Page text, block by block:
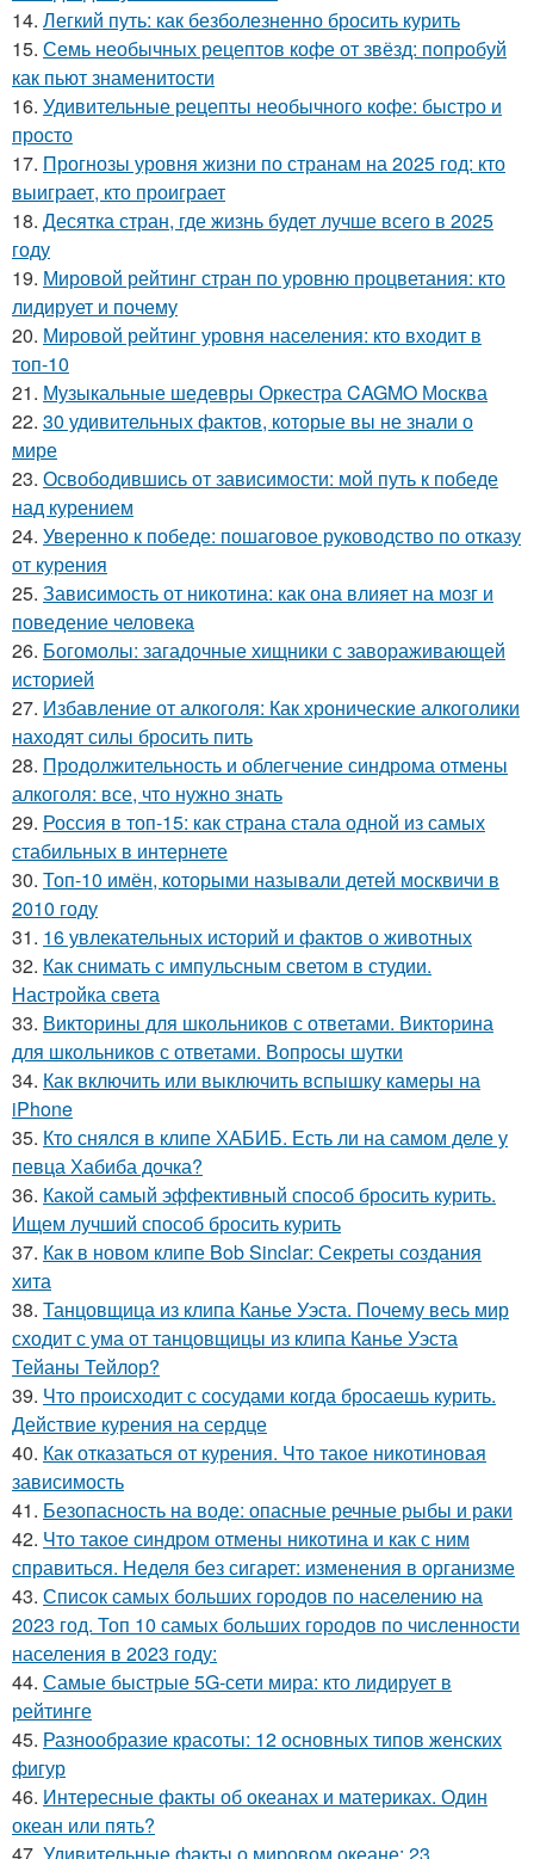
14. Легкий путь: как безболезненно бросить курить
15. Семь необычных рецептов кофе от звёзд: попробуй
как пьют знаменитости
16. Удивительные рецепты необычного кофе: быстро и
просто
17. Прогнозы уровня жизни по странам на 2025 год: кто
выиграет, кто проиграет
18. Десятка стран, где жизнь будет лучше всего в 2025
году
19. Мировой рейтинг стран по уровню процветания: кто
лидирует и почему
20. Мировой рейтинг уровня населения: кто входит в
топ-10
21. Музыкальные шедевры Оркестра CAGMO Москва
22. 30 удивительных фактов, которые вы не знали о
мире
23. Освободившись от зависимости: мой путь к победе
над курением
24. Уверенно к победе: пошаговое руководство по отказу
от курения
25. Зависимость от никотина: как она влияет на мозг и
поведение человека
26. Богомолы: загадочные хищники с завораживающей
историей
27. Избавление от алкоголя: Как хронические алкоголики
находят силы бросить пить
28. Продолжительность и облегчение синдрома отмены
алкоголя: все, что нужно знать
29. Россия в топ-15: как страна стала одной из самых
стабильных в интернете
30. Топ-10 имён, которыми называли детей москвичи в
2010 году
31. 16 увлекательных историй и фактов о животных
32. Как снимать с импульсным светом в студии.
Настройка света
33. Викторины для школьников с ответами. Викторина
для школьников с ответами. Вопросы шутки
34. Как включить или выключить вспышку камеры на
iPhone
35. Кто снялся в клипе ХАБИБ. Есть ли на самом деле у
певца Хабиба дочка?
36. Какой самый эффективный способ бросить курить.
Ищем лучший способ бросить курить
37. Как в новом клипе Bob Sinclar: Секреты создания
хита
38. Танцовщица из клипа Канье Уэста. Почему весь мир
сходит с ума от танцовщицы из клипа Канье Уэста
Тейаны Тейлор?
39. Что происходит с сосудами когда бросаешь курить.
Действие курения на сердце
40. Как отказаться от курения. Что такое никотиновая
зависимость
41. Безопасность на воде: опасные речные рыбы и раки
42. Что такое синдром отмены никотина и как с ним
справиться. Неделя без сигарет: изменения в организме
43. Список самых больших городов по населению на
2023 год. Топ 10 самых больших городов по численности
населения в 2023 году:
44. Самые быстрые 5G-сети мира: кто лидирует в
рейтинге
45. Разнообразие красоты: 12 основных типов женских
фигур
46. Интересные факты об океанах и материках. Один
океан или пять?